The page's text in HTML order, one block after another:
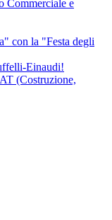
Commerciale e
con la "Festa degli
Einaudi!
(Costruzione,